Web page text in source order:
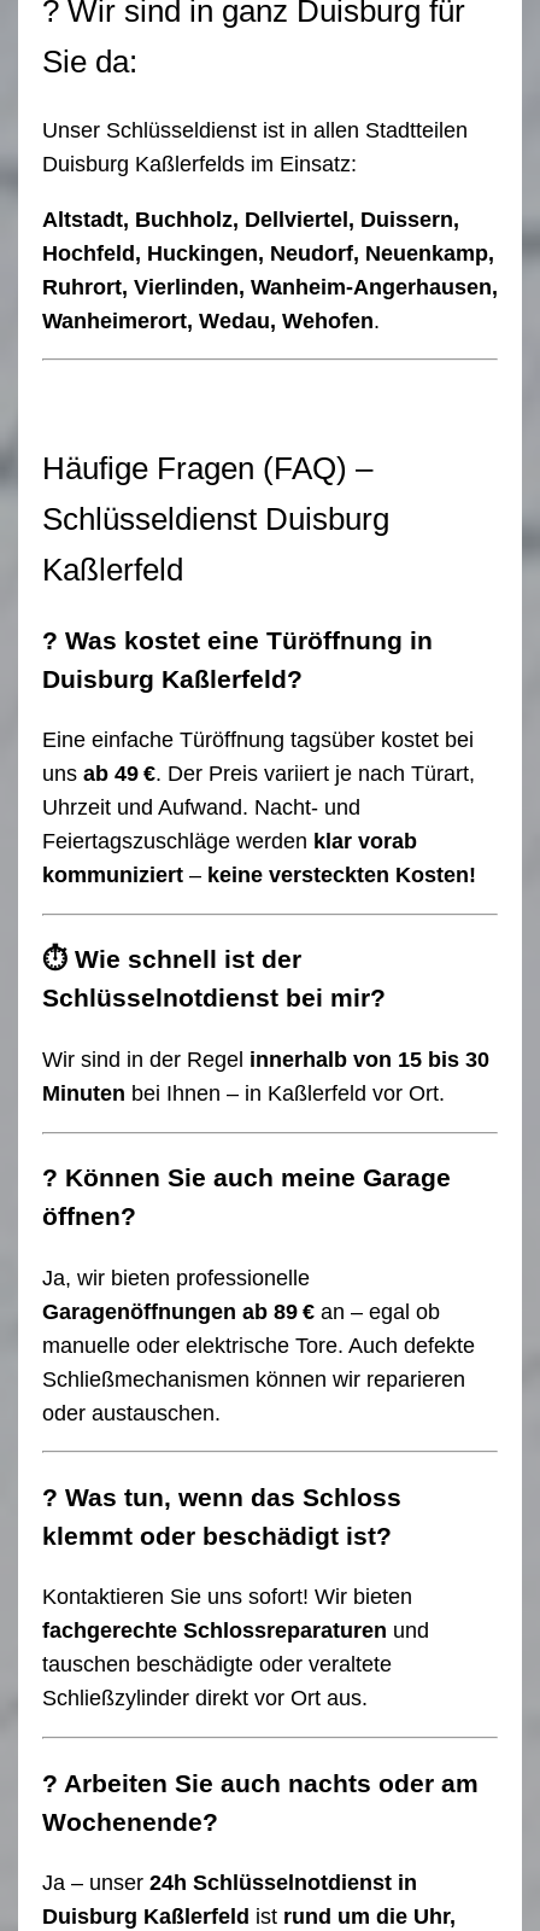
? Wir sind in ganz Duisburg für
Sie da:
Unser Schlüsseldienst ist in allen Stadtteilen
Duisburg Kaßlerfelds im Einsatz:
Altstadt, Buchholz, Dellviertel, Duissern,
Hochfeld, Huckingen, Neudorf, Neuenkamp,
Ruhrort, Vierlinden, Wanheim-Angerhausen,
Wanheimerort, Wedau, Wehofen.
Häufige Fragen (FAQ) –
Schlüsseldienst Duisburg
Kaßlerfeld
? Was kostet eine Türöffnung in
Duisburg Kaßlerfeld?
Eine einfache Türöffnung tagsüber kostet bei
uns ab 49 €. Der Preis variiert je nach Türart,
Uhrzeit und Aufwand. Nacht- und
Feiertagszuschläge werden klar vorab
kommuniziert – keine versteckten Kosten!
⏱ Wie schnell ist der
Schlüsselnotdienst bei mir?
Wir sind in der Regel innerhalb von 15 bis 30
Minuten bei Ihnen – in Kaßlerfeld vor Ort.
? Können Sie auch meine Garage
öffnen?
Ja, wir bieten professionelle
Garagenöffnungen ab 89 € an – egal ob
manuelle oder elektrische Tore. Auch defekte
Schließmechanismen können wir reparieren
oder austauschen.
? Was tun, wenn das Schloss
klemmt oder beschädigt ist?
Kontaktieren Sie uns sofort! Wir bieten
fachgerechte Schlossreparaturen und
tauschen beschädigte oder veraltete
Schließzylinder direkt vor Ort aus.
? Arbeiten Sie auch nachts oder am
Wochenende?
Ja – unser 24h Schlüsselnotdienst in
Duisburg Kaßlerfeld ist rund um die Uhr,